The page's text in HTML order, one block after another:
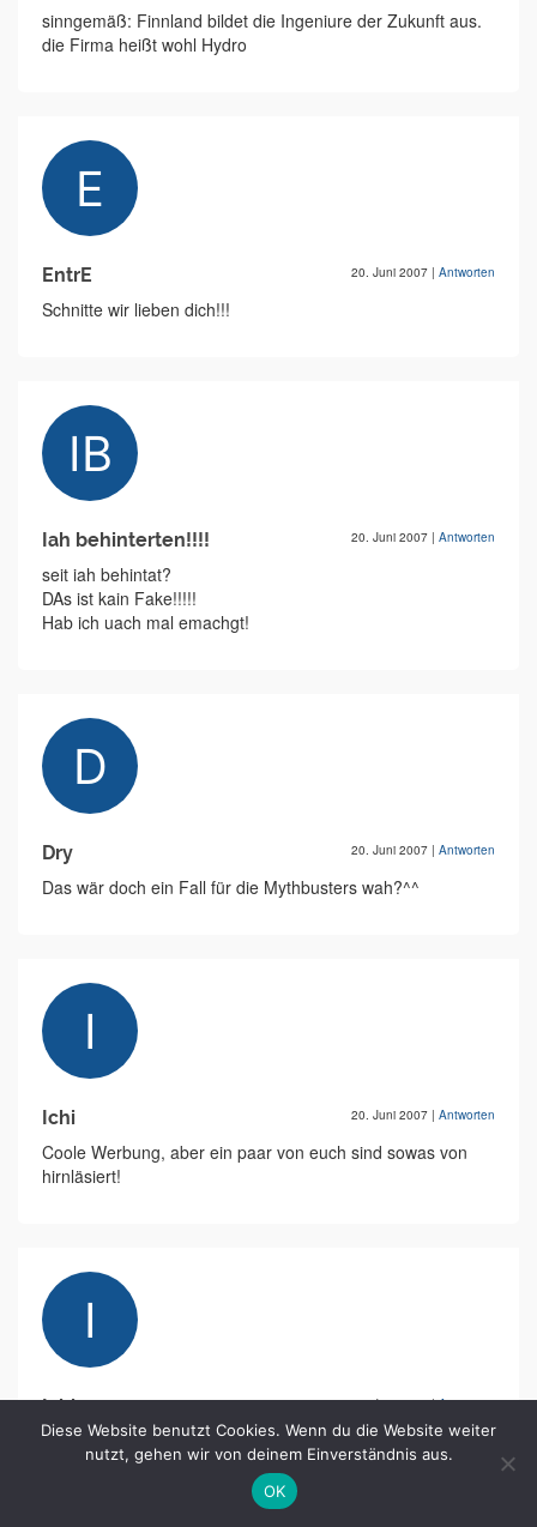
sinngemäß: Finnland bildet die Ingeniure der Zukunft aus.
die Firma heißt wohl Hydro
EntrE 20. Juni 2007 | Antworten
Schnitte wir lieben dich!!!
Iah behinterten!!!! 20. Juni 2007 | Antworten
seit iah behintat?
DAs ist kain Fake!!!!!
Hab ich uach mal emachgt!
Dry 20. Juni 2007 | Antworten
Das wär doch ein Fall für die Mythbusters wah?^^
Ichi 20. Juni 2007 | Antworten
Coole Werbung, aber ein paar von euch sind sowas von
hirnläsiert!
Ichi 20. Juni 2007|Antworten
@ou man der zweite: Na klar, eine norwegische Firma
macht Werbung für finnische Ingenieure! lol
Diese Website benutzt Cookies. Wenn du die Website weiter
nutzt, gehen wir von deinem Einverständnis aus.
OK